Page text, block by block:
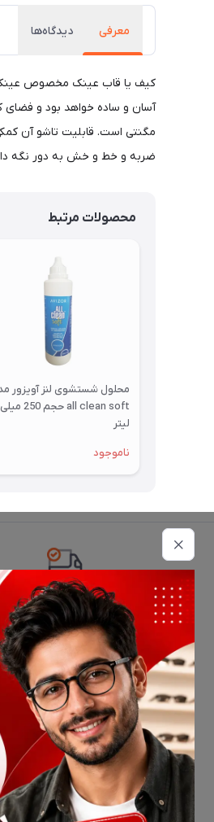
معرفی دیدگاه‌ها
کیف یا قاب عینک مخصوص عینک
آسان و ساده خواهد بود و
مگنتی است. قابلیت تاشو آن
ضربه و خط و خش به دور نگه
محصولات مرتبط
محلول شستشوی لنز آویزور
all clean soft حجم 250 میلی
لیتر
ناموجود
تحویل اکسپرس
اطلاعات تماس
02177116909
info@civiliha.com
ارسال فوری در تهران +